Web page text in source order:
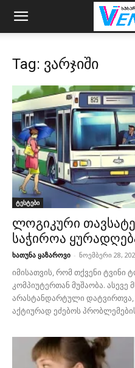
Tag: ვარჯიში
ტესტები
ლოგიკური
საჭიროა
ხათუნა ყაზაროვი - ნოემბერი 28,
იმისათვის, რომ თქვენი ტვინი
კომპიუტერთან მუშაობა. ასევე
არასტანდარტული
აქტიურად ეძებოს